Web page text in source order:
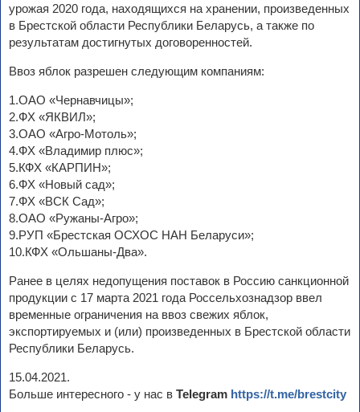
урожая 2020 года, находящихся на хранении, произведенных
в Брестской области Республики Беларусь, а также по
результатам достигнутых договоренностей.
Ввоз яблок разрешен следующим компаниям:
1.ОАО «Чернавчицы»;
2.ФХ «ЯКВИЛ»;
3.ОАО «Агро-Мотоль»;
4.ФХ «Владимир плюс»;
5.КФХ «КАРПИН»;
6.ФХ «Новый сад»;
7.ФХ «ВСК Сад»;
8.ОАО «Ружаны-Агро»;
9.РУП «Брестская ОСХОС НАН Беларуси»;
10.КФХ «Ольшаны-Два».
Ранее в целях недопущения поставок в Россию санкционной
продукции с 17 марта 2021 года Россельхознадзор ввел
временные ограничения на ввоз свежих яблок,
экспортируемых и (или) произведенных в Брестской области
Республики Беларусь.
15.04.2021.
Больше интересного - у нас в Telegram https://t.me/brestcity